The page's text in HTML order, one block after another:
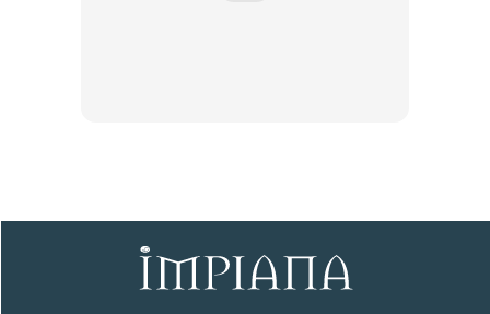
“Bulan Mac, bil makin melambung tiga kali ganda. Kerja
dapat gaji nak bayar bil sahaja,” kata @daisy_white.